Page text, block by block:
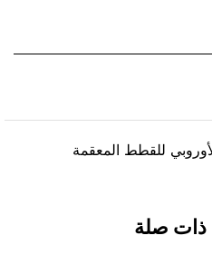
للقطط المعقمة
ذات صلة